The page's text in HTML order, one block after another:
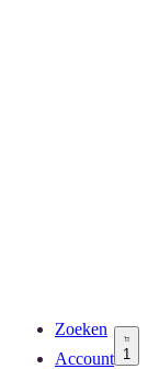
Zoeken
Account 1